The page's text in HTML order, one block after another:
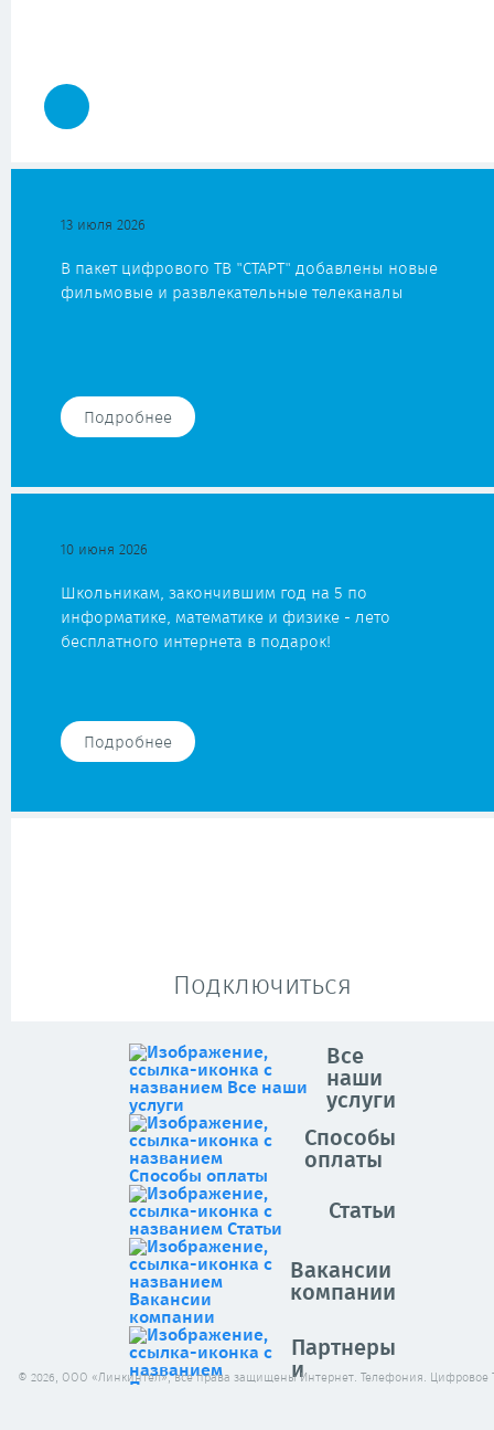
13 июля 2026
В пакет цифрового ТВ "СТАРТ" добавлены новые
фильмовые и развлекательные телеканалы
Подробнее
10 июня 2026
Школьникам, закончившим год на 5 по
информатике, математике и физике - лето
бесплатного интернета в подарок!
Подробнее
Подключиться
Все
наши
услуги
Способы
оплаты
Статьи
Вакансии
компании
Партнеры
и
© 2026, ООО «Линкинтел», все права защищены Интернет. Телефония. Цифровое